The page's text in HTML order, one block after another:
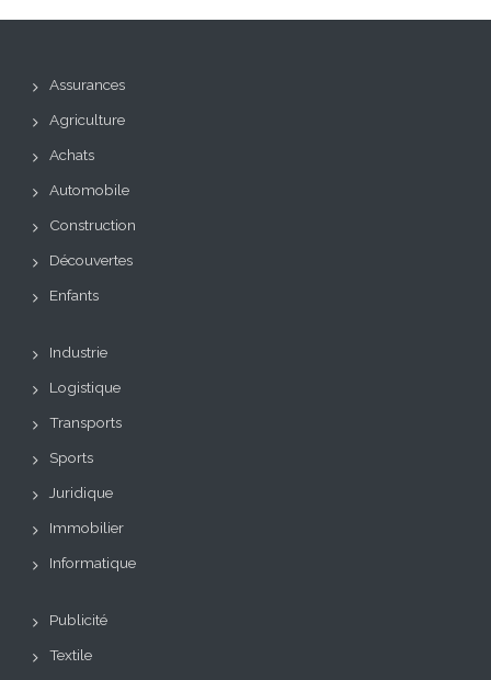
Assurances
Agriculture
Achats
Automobile
Construction
Découvertes
Enfants
Industrie
Logistique
Transports
Sports
Juridique
Immobilier
Informatique
Publicité
Textile